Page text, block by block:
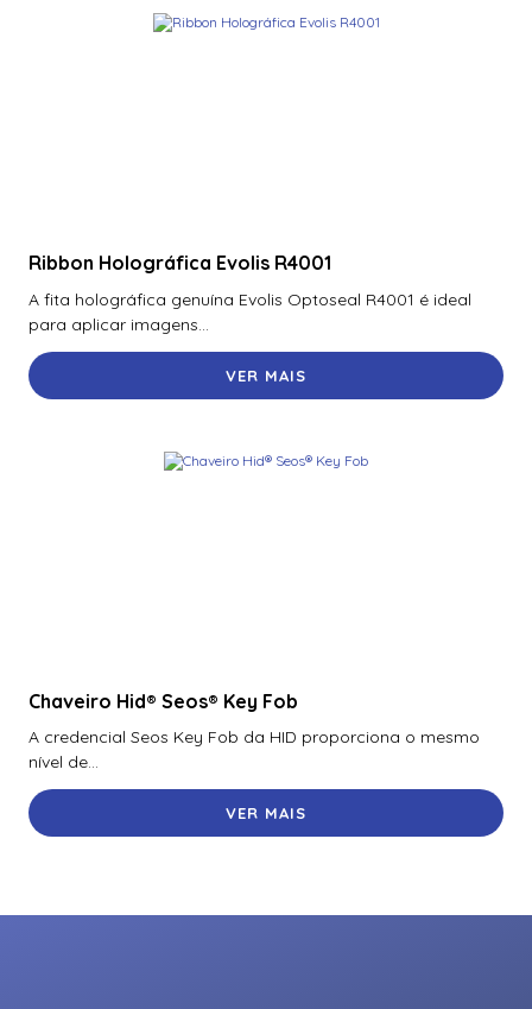
Ribbon Holográfica Evolis R4001
A fita holográfica genuína Evolis Optoseal R4001 é ideal
para aplicar imagens...
VER MAIS
Chaveiro Hid® Seos® Key Fob
A credencial Seos Key Fob da HID proporciona o mesmo
nível de...
VER MAIS